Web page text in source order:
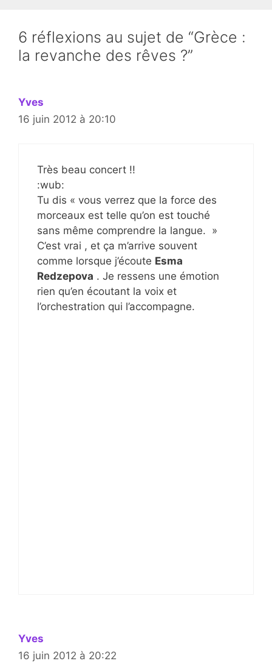
6 réflexions au sujet de “Grèce :
la revanche des rêves ?”
Yves
16 juin 2012 à 20:10
Très beau concert !!
:wub:
Tu dis « vous verrez que la force des
morceaux est telle qu’on est touché
sans même comprendre la langue. »
C’est vrai , et ça m’arrive souvent
comme lorsque j’écoute Esma
Redzepova . Je ressens une émotion
rien qu’en écoutant la voix et
l’orchestration qui l’accompagne.
Yves
16 juin 2012 à 20:22